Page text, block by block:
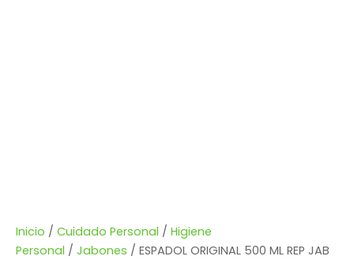
Inicio / Cuidado Personal / Higiene
Personal / Jabones / ESPADOL ORIGINAL 500 ML REP JAB